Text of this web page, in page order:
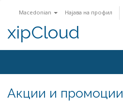
Macedonian Најава на профил
xipCloud
Акции и промоции